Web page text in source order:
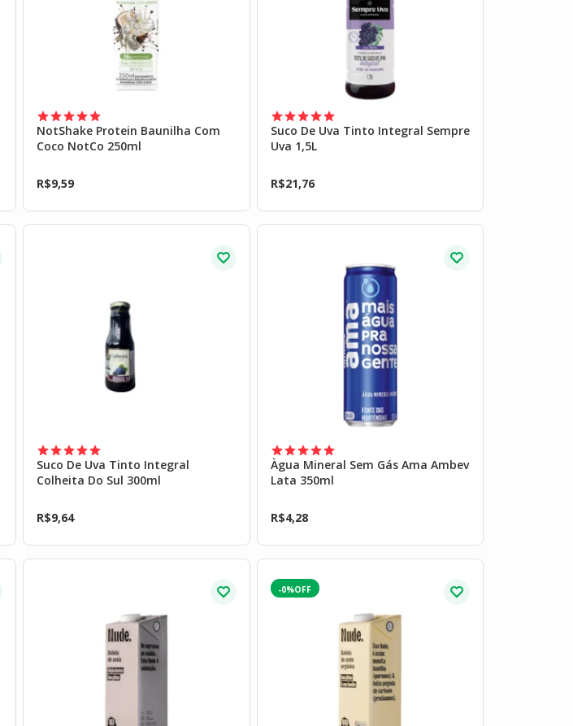
NotShake Protein Baunilha Com
Coco NotCo 250ml
R$9,59
Suco De Uva Tinto Integral Sempre
Uva 1,5L
R$21,76
Suco De Uva Tinto Integral
Colheita Do Sul 300ml
R$9,64
Àgua Mineral Sem Gás Ama Ambev
Lata 350ml
R$4,28
-0%